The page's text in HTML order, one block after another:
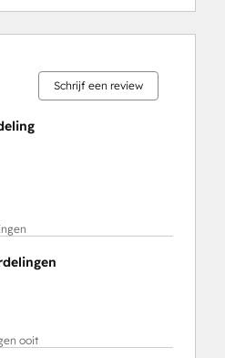
Schrijf een review
ooit